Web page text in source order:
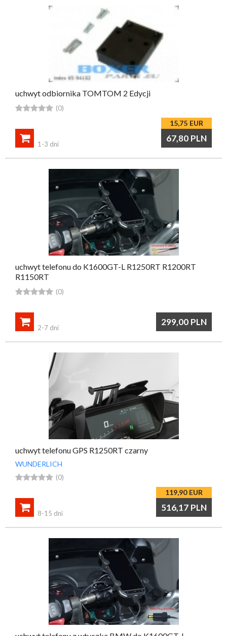
uchwyt odbiornika TOMTOM 2 Edycji
 (0)
15,75 EUR
67,80 PLN

1-3 dni
uchwyt telefonu do K1600GT-L R1250RT R1200RT
R1150RT
 (0)
299,00 PLN

2-7 dni
uchwyt telefonu GPS R1250RT czarny
WUNDERLICH
 (0)
119,90 EUR
516,17 PLN

8-15 dni